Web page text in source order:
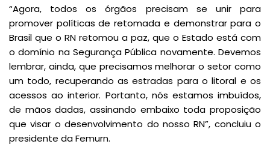
“Agora, todos os órgãos precisam se unir para
promover políticas de retomada e demonstrar para o
Brasil que o RN retomou a paz, que o Estado está com
o domínio na Segurança Pública novamente. Devemos
lembrar, ainda, que precisamos melhorar o setor como
um todo, recuperando as estradas para o litoral e os
acessos ao interior. Portanto, nós estamos imbuídos,
de mãos dadas, assinando embaixo toda proposição
que visar o desenvolvimento do nosso RN”, concluiu o
presidente da Femurn.